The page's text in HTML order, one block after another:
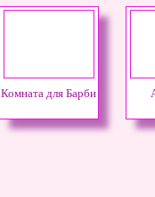
Комната для Барби